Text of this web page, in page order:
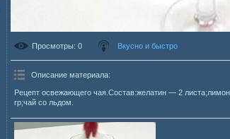
Просмотры: 0 Вкусно и быстро
Описание материала:
Рецепт освежающего чая.Состав:желатин — 2
гр;чай со льдом.